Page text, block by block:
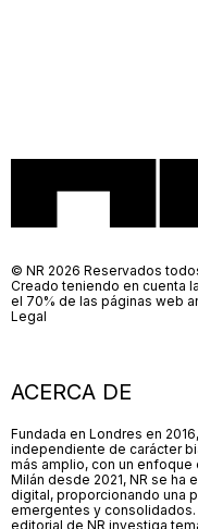
ACERCA DE
Fundada en Londres en
independiente de carácter
más amplio, con un enfoque
Milán desde 2021, NR se
digital, proporcionando una
emergentes y
editorial de NR investiga
© NR 2026 Reservados
Creado teniendo en cuenta
el 70% de las páginas web
Legal